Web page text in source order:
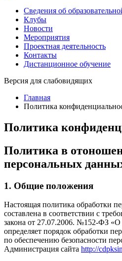
Сведения об
Клубы
Новости
Мероприятия
Проектная деятельность
Контакты
Дистанционное обучение
Версия для слабовидящих
Главная
Политика
Политика
Политика в
персональных
1. Общие положения
Настоящая политика обработки
составлена в соответствии с
закона от 27.07.2006. №152-ФЗ
определяет порядок обработки
по обеспечению безопасности
Администрация сайта http://